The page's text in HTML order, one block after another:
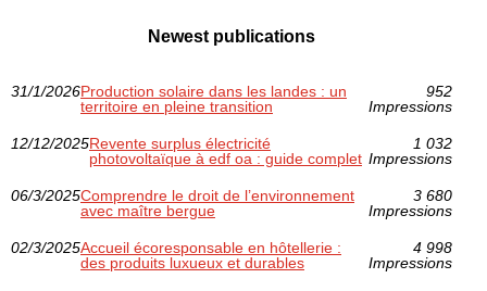
Newest publications
31/1/2026Production solaire dans les landes : un
territoire en pleine transition
952
Impressions
12/12/2025Revente surplus électricité
photovoltaïque à edf oa : guide complet
1 032
Impressions
06/3/2025Comprendre le droit de l’environnement
avec maître bergue
3 680
Impressions
02/3/2025Accueil écoresponsable en hôtellerie :
des produits luxueux et durables
4 998
Impressions